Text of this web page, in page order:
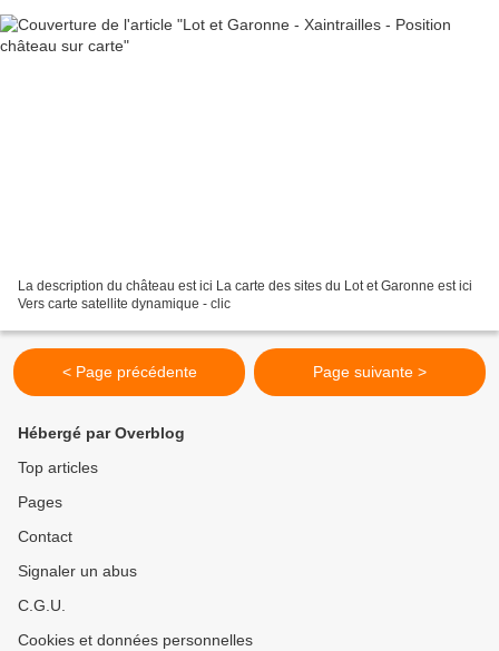
La description du château est ici La carte des sites du Lot et Garonne est ici
Vers carte satellite dynamique - clic
< Page précédente Page suivante >
Hébergé par Overblog
Top articles
Pages
Contact
Signaler un abus
C.G.U.
Cookies et données personnelles